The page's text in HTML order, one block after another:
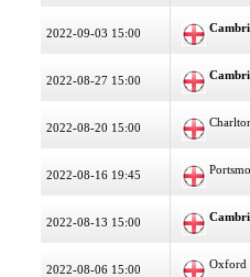
2022-09-03 15:00
2022-08-27 15:00
2022-08-20 15:00
2022-08-16 19:45
2022-08-13 15:00
2022-08-06 15:00